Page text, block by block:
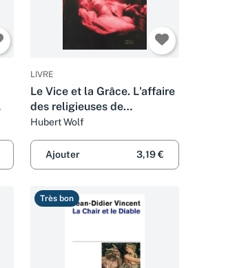
LIVRE
Le Vice et la Grâce. L'affaire
des religieuses de
Sant'Ambrogio
Hubert Wolf
Ajouter 3,19 €
Très bon